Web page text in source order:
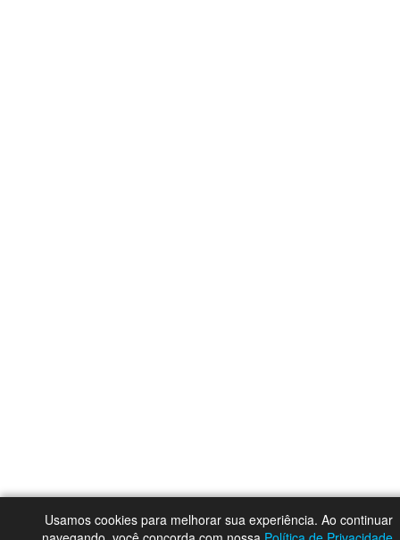
Usamos cookies para melhorar sua experiência. Ao continuar